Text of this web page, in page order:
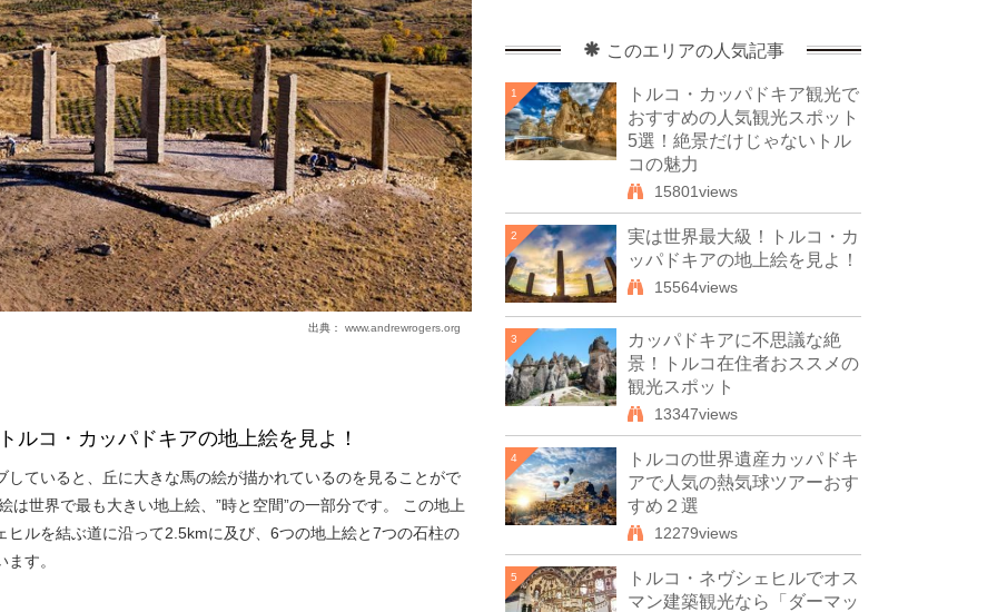
出典： www.andrewrogers.org
ルコ・カッパドキアの地上絵を見よ！
していると、丘に大きな馬の絵が描かれているのを見ることがで
は世界で最も大きい地上絵、”時と空間”の一部分です。 この地上
ヒルを結ぶ道に沿って2.5kmに及び、6つの地上絵と7つの石柱の
す。
このエリアの人気記事
1
トルコ・カッパドキア観光で
おすすめの人気観光スポット
5選！絶景だけじゃないトル
コの魅力
15801views
2
実は世界最大級！トルコ・カ
ッパドキアの地上絵を見よ！
15564views
3
カッパドキアに不思議な絶
景！トルコ在住者おススメの
観光スポット
13347views
4
トルコの世界遺産カッパドキ
アで人気の熱気球ツアーおす
すめ２選
12279views
5
トルコ・ネヴシェヒルでオス
マン建築観光なら「ダーマッ